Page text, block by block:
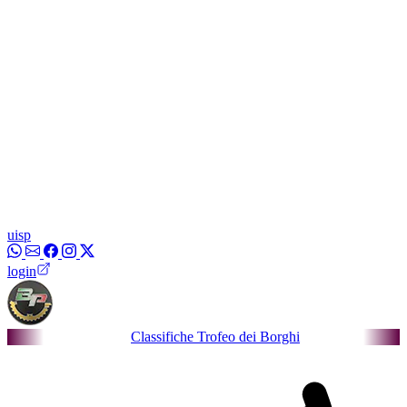
uisp
login
Classifiche Trofeo dei Borghi